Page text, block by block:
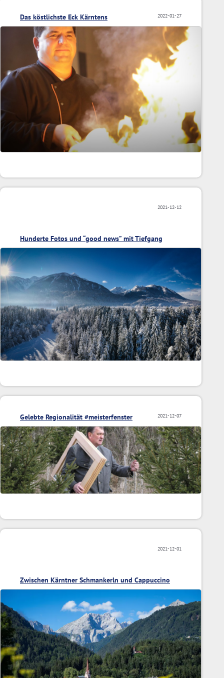
2022-01-27
Das köstlichste Eck Kärntens
2021-12-12
Hunderte Fotos und “good news” mit Tiefgang
2021-12-07
Gelebte Regionalität #meisterfenster
2021-12-01
Zwischen Kärntner Schmankerln und Cappuccino